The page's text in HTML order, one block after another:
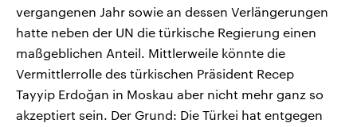
vergangenen Jahr sowie an dessen Verlängerungen
hatte neben der UN die türkische Regierung einen
maßgeblichen Anteil. Mittlerweile könnte die
Vermittlerrolle des türkischen Präsident Recep
Tayyip Erdoğan in Moskau aber nicht mehr ganz so
akzeptiert sein. Der Grund: Die Türkei hat entgegen